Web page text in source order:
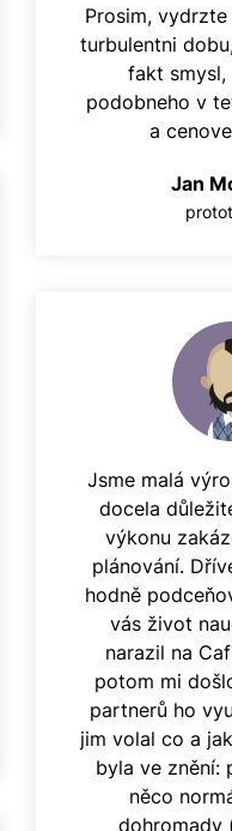
Prosim,
turbulentni
fakt smysl,
podobneho v
a
Jan
Jsme malá
docela
výkonu
plánování.
hodně
vás život
narazil na
potom mi
partnerů ho
jim volal co a
byla ve znění:
něco
dohromady